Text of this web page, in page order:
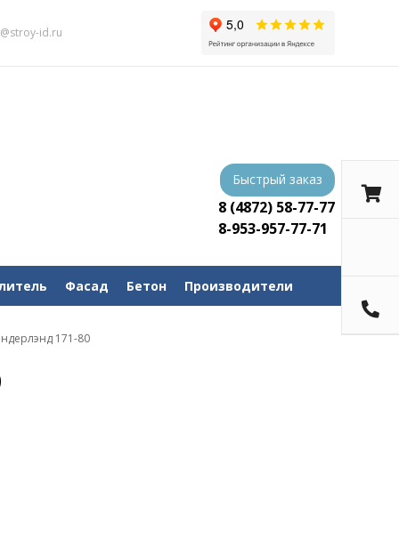
id.ru
Быстрый заказ
8 (4872) 58-77-77
8-953-957-77-71
Фасад Бетон Производители
171-80